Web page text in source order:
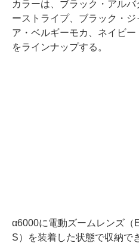
カラーは、ブラック・アル
ーストライプ、ブラック・
ア・ベルギーモカ、ネイビ
をラインナップする。
α6000に電動ズームレンズ（
S）を装着した状態で収納で